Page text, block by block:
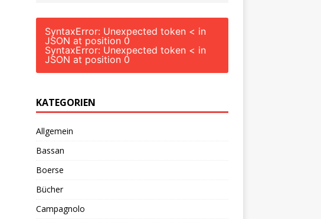
SyntaxError: Unexpected token < in
JSON at position 0
SyntaxError: Unexpected token < in
JSON at position 0
KATEGORIEN
Allgemein
Bassan
Boerse
Bücher
Campagnolo